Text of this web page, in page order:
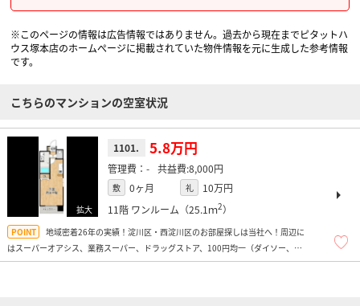
※このページの情報は広告情報ではありません。過去から現在までピタットハ
ウス塚本店のホームぺージに掲載されていた物件情報を元に生成した参考情報
です。
こちらのマンションの空室状況
1101. 5.8万円
- 8,000円
敷 0ヶ月 礼
10万円
11階 ワンルーム（25.1ｍ2）
地域密着26年の実績！淀川区・西淀川区のお部屋探しは当社へ！周辺に
はスーパーオアシス、業務スーパー、ドラッグストア、100円均一（ダイソー、
FLET、Seria）、コンビニ、トレーニングジム、マクドナルド（24ｈ営業）があり